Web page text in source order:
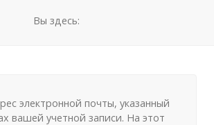
Вы здесь:
электронной почты, указанный
вашей учетной записи. На этот